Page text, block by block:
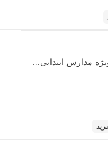
ابتدایی...